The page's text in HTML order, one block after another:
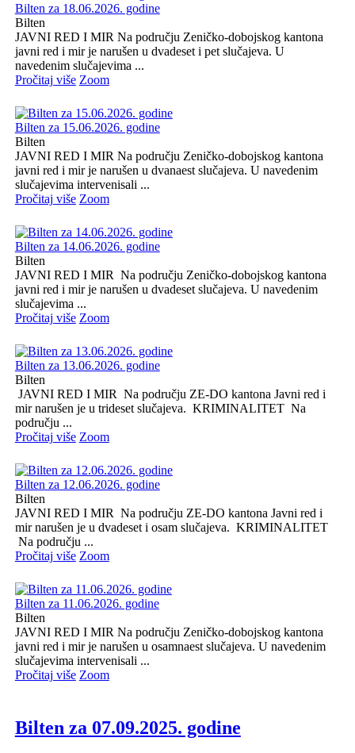
Bilten za 18.06.2026. godine
Bilten
JAVNI RED I MIR Na području Zeničko-dobojskog kantona
javni red i mir je narušen u dvadeset i pet slučajeva. U
navedenim slučajevima ...
Pročitaj više Zoom
Bilten za 15.06.2026. godine
Bilten
JAVNI RED I MIR Na području Zeničko-dobojskog kantona
javni red i mir je narušen u dvanaest slučajeva. U navedenim
slučajevima intervenisali ...
Pročitaj više Zoom
Bilten za 14.06.2026. godine
Bilten
JAVNI RED I MIR Na području Zeničko-dobojskog kantona
javni red i mir je narušen u dvadeset slučajeva. U navedenim
slučajevima ...
Pročitaj više Zoom
Bilten za 13.06.2026. godine
Bilten
JAVNI RED I MIR Na području ZE-DO kantona Javni red i
mir narušen je u trideset slučajeva. KRIMINALITET Na
području ...
Pročitaj više Zoom
Bilten za 12.06.2026. godine
Bilten
JAVNI RED I MIR Na području ZE-DO kantona Javni red i
mir narušen je u dvadeset i osam slučajeva. KRIMINALITET
Na području ...
Pročitaj više Zoom
Bilten za 11.06.2026. godine
Bilten
JAVNI RED I MIR Na području Zeničko-dobojskog kantona
javni red i mir je narušen u osamnaest slučajeva. U navedenim
slučajevima intervenisali ...
Pročitaj više Zoom
Bilten za 07.09.2025. godine